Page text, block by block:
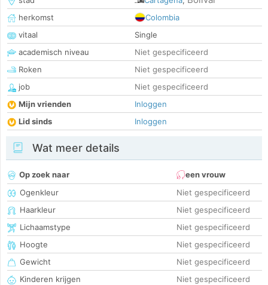
herkomst
Colombia
vitaal
Single
academisch niveau
Niet gespecificeerd
Roken
Niet gespecificeerd
job
Niet gespecificeerd
Mijn vrienden
Inloggen
Lid sinds
Inloggen
Wat meer details
Op zoek naar
een vrouw
Ogenkleur
Niet gespecificeerd
Haarkleur
Niet gespecificeerd
Lichaamstype
Niet gespecificeerd
Hoogte
Niet gespecificeerd
Gewicht
Niet gespecificeerd
Kinderen krijgen
Niet gespecificeerd